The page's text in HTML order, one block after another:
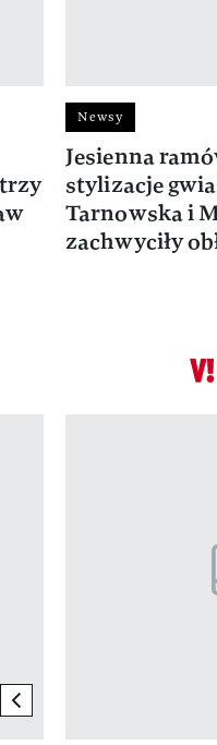
Newsy
Jesienna
stylizacje
Tarnowska i
zachwyciły
previous element